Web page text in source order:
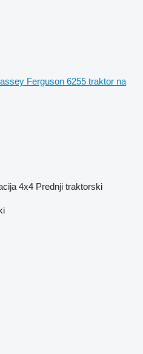
Ferguson 6255 traktor na
4x4 Prednji traktorski